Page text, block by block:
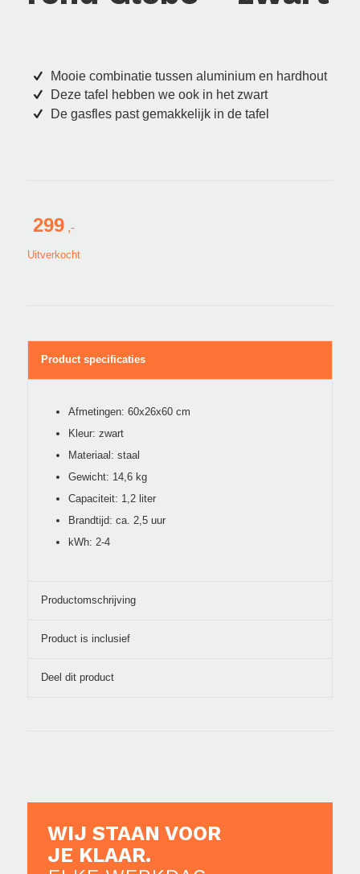
Mooie combinatie tussen aluminium en hardhout
Deze tafel hebben we ook in het zwart
De gasfles past gemakkelijk in de tafel
299
Uitverkocht
Product specificaties
Afmetingen: 60x26x60 cm
Kleur: zwart
Materiaal: staal
Gewicht: 14,6 kg
Capaciteit: 1,2 liter
Brandtijd: ca. 2,5 uur
kWh: 2-4
Productomschrijving
Product is inclusief
Deel dit product
WIJ STAAN VOOR
JE KLAAR.